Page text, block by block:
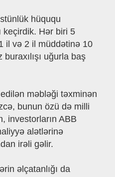
hüququ
keçirdik. Hər biri 5
il və 2 il müddətinə 10
uğurla baş
məbləği təxminən
bunun özü də milli
investorların ABB
alətlərinə
irəli gəlir.
əlçatanlığı da